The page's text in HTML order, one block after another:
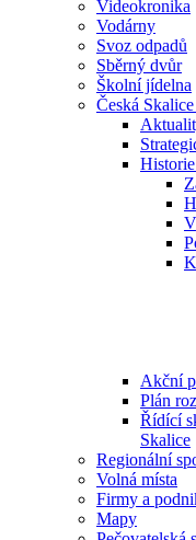
Videokronika
Vodárny
Svoz odpadů
Sběrný dvůr
Školní jídelna
Česká
Akční
Plán
Řídící
Skalice
Regionální
Volná místa
Firmy a
Mapy